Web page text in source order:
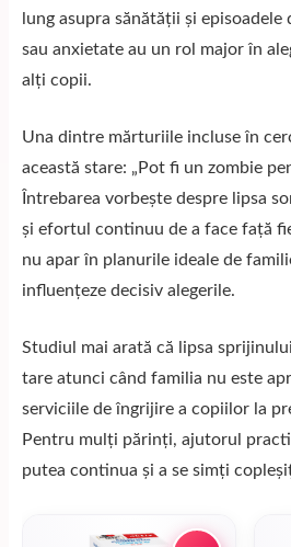
lung asupra sănătății și
sau anxietate au un rol major în
alți copii.
Una dintre mărturiile incluse în
această stare: „Pot fi un zombie
Întrebarea vorbește despre lipsa
și efortul continuu de a face față
nu apar în planurile ideale de
influențeze decisiv alegerile.
Studiul mai arată că lipsa
tare atunci când familia nu este
serviciile de îngrijire a copiilor la
Pentru mulți părinți, ajutorul
putea continua și a se simți